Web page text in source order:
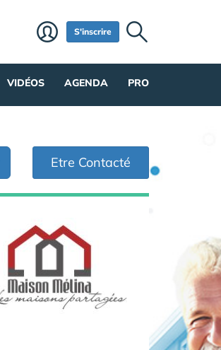
S'inscrire
VIDÉOS AGENDA PRO
Etre Contacté